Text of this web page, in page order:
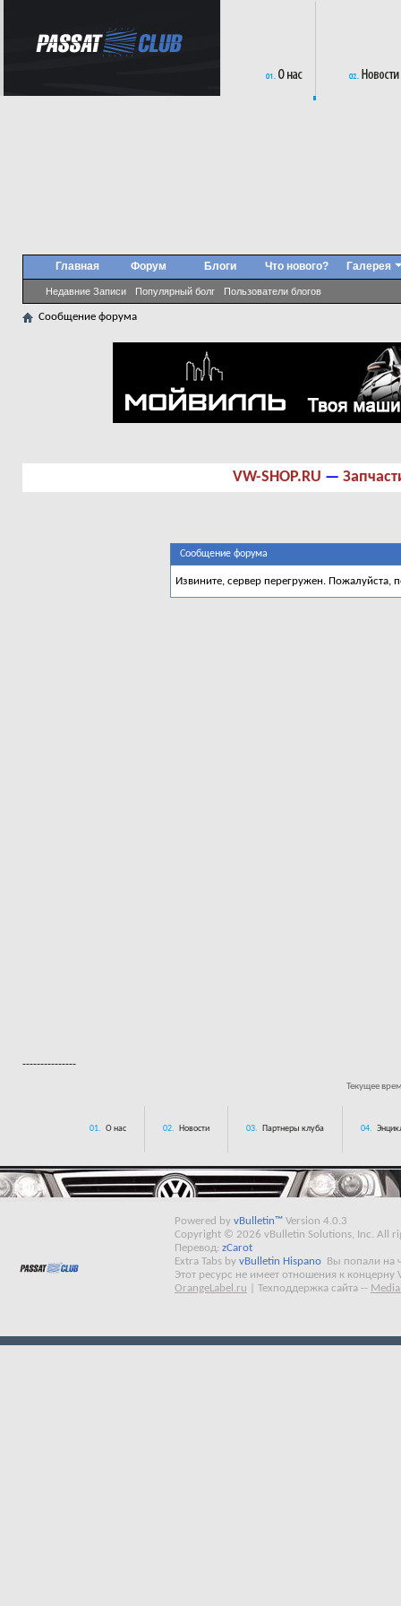
Главная Форум Блоги
Недавние Записи Популярный болг Пользователи блогов
Что нового? Галерея
Сообщение форума
VW-SHOP.RU —
Сообщение форума
Извините, сервер перегружен. Пожалуйста,
---------------
Текущее
01. О нас 02. Новости 03. Партнеры клуба 04.
Powered by vBulletin™ Version 4.0.3
Copyright © 2026 vBulletin Solutions, Inc. All
Перевод: zCarot
Extra Tabs by vBulletin Hispano
Вы попали на
Этот ресурс не имеет отношения к концерну
OrangeLabel.ru
Техподдержка сайта --